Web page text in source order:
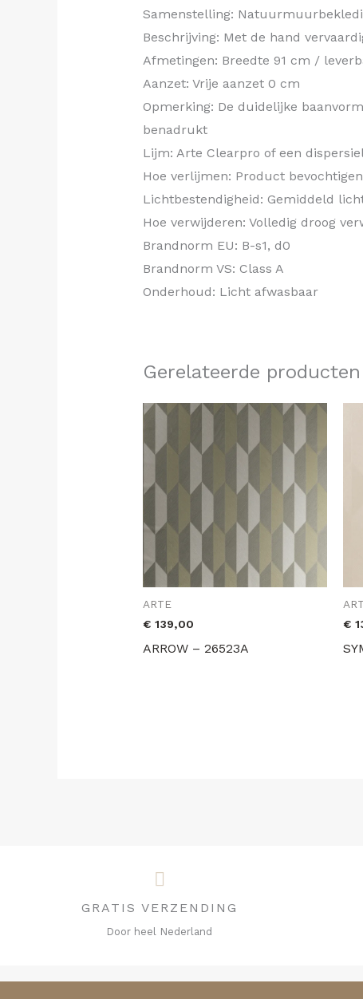
Samenstelling:
Beschrijving: Met de hand
Afmetingen: Breedte 91 cm /
Aanzet: Vrije aanzet 0 cm
Opmerking: De duidelijke
benadrukt
Lijm: Arte Clearpro of een
Hoe verlijmen: Product
Lichtbestendigheid: Gemiddeld
Hoe verwijderen: Volledig droog
Brandnorm EU: B-s1, d0
Brandnorm VS: Class A
Onderhoud: Licht afwasbaar
Gerelateerde producten
ARTE
€ 139,00
ARROW – 26523A
€
GRATIS VERZENDING
Door heel Nederland